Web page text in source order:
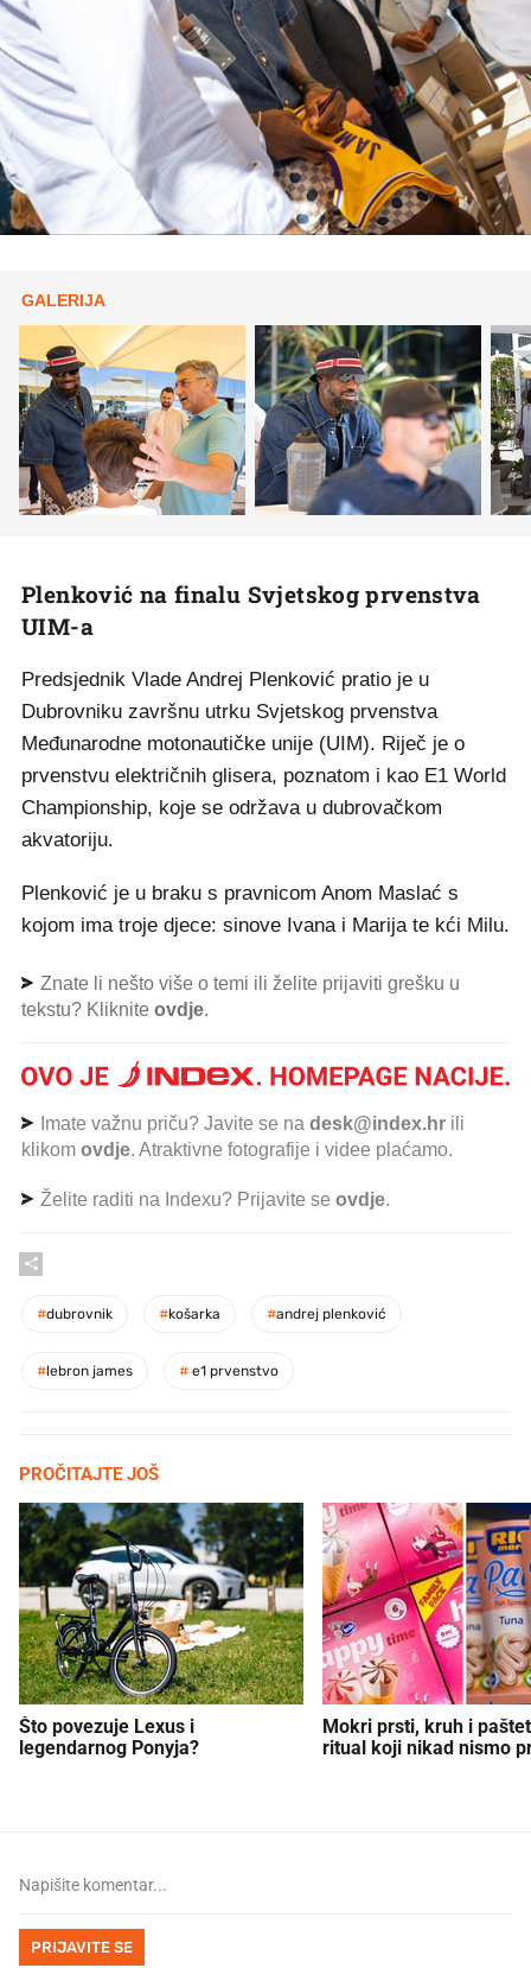
GALERIJA
Plenković na finalu Svjetskog prvenstva
UIM-a
Predsjednik Vlade Andrej Plenković pratio je u
Dubrovniku završnu utrku Svjetskog prvenstva
Međunarodne motonautičke unije (UIM). Riječ je o
prvenstvu električnih glisera, poznatom i kao E1 World
Championship, koje se održava u dubrovačkom
akvatoriju.
Plenković je u braku s pravnicom Anom Maslać s
kojom ima troje djece: sinove Ivana i Marija te kći Milu.
Znate li nešto više o temi ili želite prijaviti grešku u
tekstu? Kliknite ovdje.
Imate važnu priču? Javite se na desk@index.hr ili
klikom ovdje. Atraktivne fotografije i videe plaćamo.
Želite raditi na Indexu? Prijavite se ovdje.
#dubrovnik #košarka #andrej plenković
#lebron james # e1 prvenstvo
PROČITAJTE JOŠ
Što povezuje Lexus i
legendarnog Ponyja?
Mokri prsti, kruh i
ritual koji nikad nismo
PRIJAVITE SE